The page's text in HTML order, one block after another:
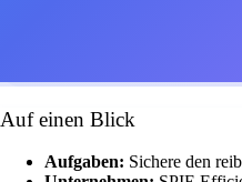
Auf einen Blick
Aufgaben: Sichere den